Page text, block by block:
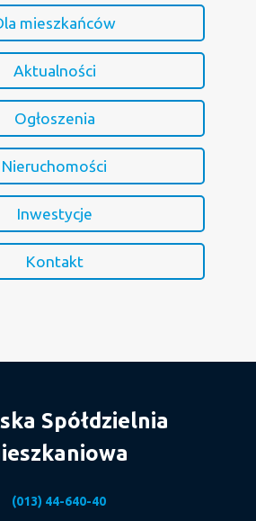
mieszkańców
Aktualności
Ogłoszenia
Nieruchomości
Inwestycje
Kontakt
Spółdzielnia
(013) 44-640-40